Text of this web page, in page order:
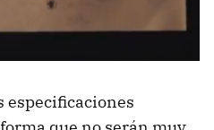
especificaciones